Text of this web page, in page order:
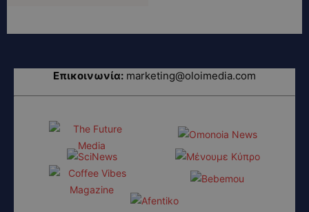
Επικοινωνία: marketing@oloimedia.com